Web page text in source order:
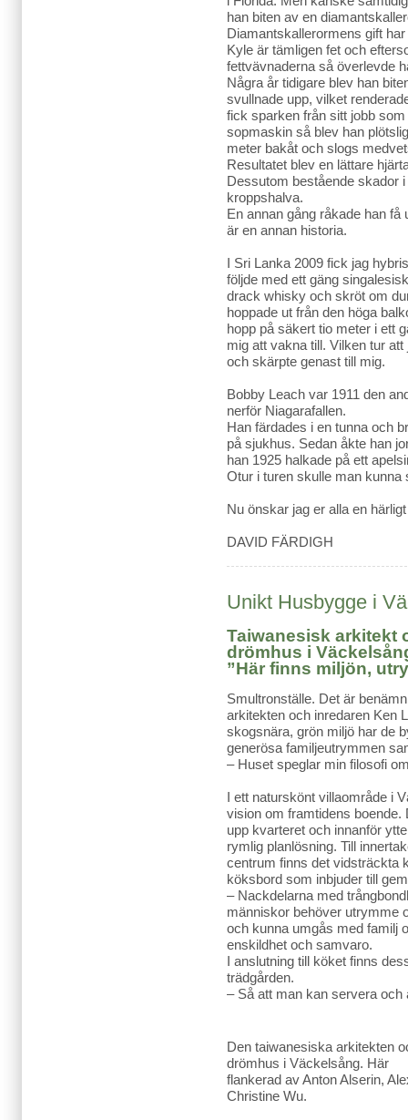
han biten av en
Diamantskallerormens gift
Kyle är tämligen fet och
fettvävnaderna så överlevde
Några år tidigare blev han
svullnade upp, vilket
fick sparken från sitt jobb
sopmaskin så blev han
meter bakåt och slogs
Resultatet blev en lättare
Dessutom bestående skador
kroppshalva.
En annan gång råkade han få
är en annan historia.
I Sri Lanka 2009 fick jag
följde med ett gäng
drack whisky och skröt om
hoppade ut från den höga
hopp på säkert tio meter i ett
mig att vakna till. Vilken tur
och skärpte genast till mig.
Bobby Leach var 1911 den
nerför Niagarafallen.
Han färdades i en tunna och
på sjukhus. Sedan åkte han
han 1925 halkade på ett
Otur i turen skulle man kunna
Nu önskar jag er alla en
DAVID FÄRDIGH
Unikt Husbygge i
Taiwanesisk arkitekt
drömhus i
”Här finns miljön,
Smultronställe. Det är
arkitekten och inredaren Ken
skogsnära, grön miljö har de
generösa familjeutrymmen
– Huset speglar min filosofi
I ett naturskönt villaområde i
vision om framtidens
upp kvarteret och innanför
rymlig planlösning. Till
centrum finns det vidsträckta
köksbord som inbjuder till
– Nackdelarna med
människor behöver utrymme
och kunna umgås med familj
enskildhet och samvaro.
I anslutning till köket finns
trädgården.
– Så att man kan servera och
Den taiwanesiska arkitekten
drömhus i Väckelsång. Här
flankerad av Anton Alserin,
Christine Wu.